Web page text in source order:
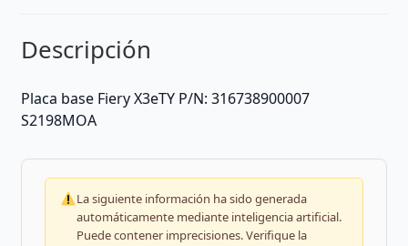
Descripción
Placa base Fiery X3eTY P/N: 316738900007
S2198MOA
La siguiente información ha sido generada
automáticamente mediante inteligencia artificial.
Puede contener imprecisiones. Verifique la